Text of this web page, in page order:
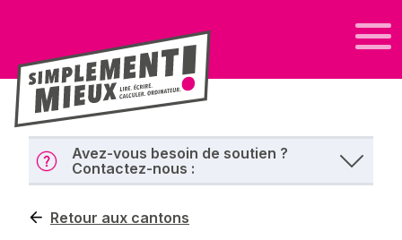
Avez-vous besoin de soutien ?
Contactez-nous :
Retour aux cantons